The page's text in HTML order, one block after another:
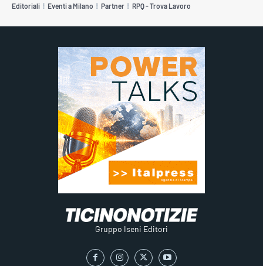
Editoriali Eventi a Milano Partner RPQ - Trova Lavoro
Gruppo Iseni Editori